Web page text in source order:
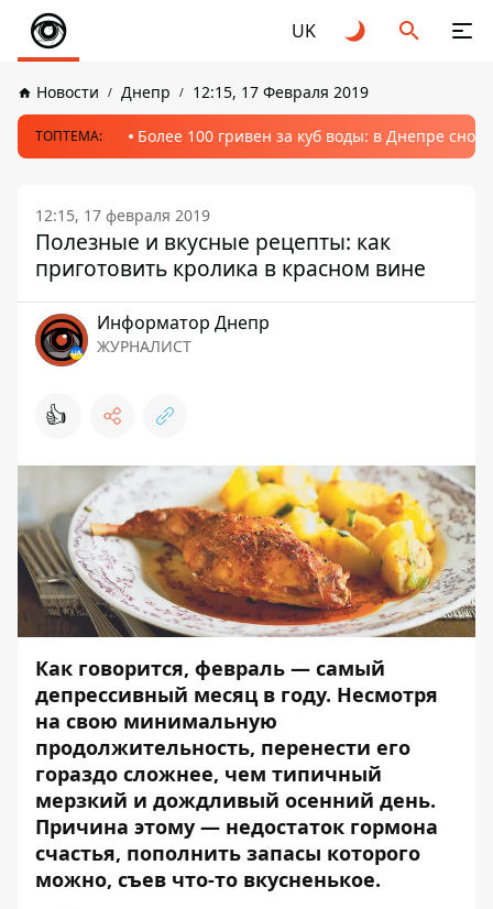
UK
Новости Днепр 12:15, 17 Февраля 2019
ТОПТЕМА: Более 100 гривен за куб воды: в Днепре
12:15, 17 февраля 2019
Полезные и вкусные рецепты: как
приготовить кролика в красном вине
Информатор Днепр
ЖУРНАЛИСТ
👍
Как говорится, февраль — самый
депрессивный месяц в году. Несмотря
на свою минимальную
продолжительность, перенести его
гораздо сложнее, чем типичный
мерзкий и дождливый осенний день.
Причина этому — недостаток гормона
счастья, пополнить запасы которого
можно, съев что-то вкусненькое.